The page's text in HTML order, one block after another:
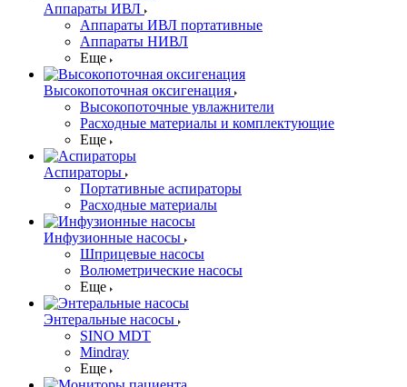
Аппараты ИВЛ
Аппараты ИВЛ портативные
Аппараты НИВЛ
Еще
Высокопоточная оксигенация
Высокопоточные увлажнители
Расходные материалы и комплектующие
Еще
Аспираторы
Портативные аспираторы
Расходные материалы
Инфузионные насосы
Шприцевые насосы
Волюметрические насосы
Еще
Энтеральные насосы
SINO MDT
Mindray
Еще